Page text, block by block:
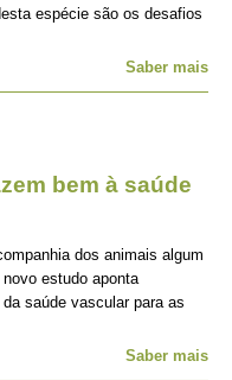
espécie são os desafios
Saber mais
bem à saúde
dos animais algum
estudo aponta
saúde vascular para as
Saber mais